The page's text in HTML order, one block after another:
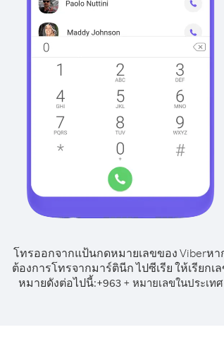
โทรออกจากแป้นกดหมายเลขของ Viberหา
ต้องการโทรจากมาร์ตินีก ไปซีเรีย ให้เรียกเ
หมายดังต่อไปนี้:+963+ หมายเลขในประเทศ